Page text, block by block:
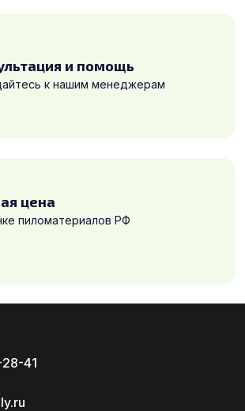
и помощь
к нашим менеджерам
цена
пиломатериалов РФ
41